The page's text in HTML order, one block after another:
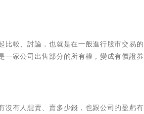
比較、討論，也就是在一般進行股市交易的
一家公司出售部分的所有權，變成有價證券
沒有人想賣、賣多少錢，也跟公司的盈虧有